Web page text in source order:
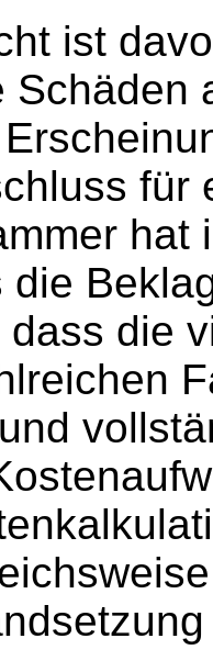
ist
Schäden
für
hat
die
die